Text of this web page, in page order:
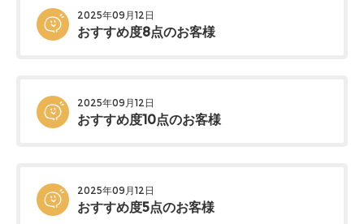
2025年09月12日
おすすめ度8点のお客様
2025年09月12日
おすすめ度10点のお客様
2025年09月12日
おすすめ度5点のお客様